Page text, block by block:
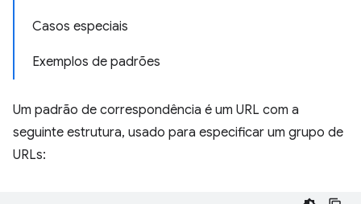
Casos especiais
Exemplos de padrões
Um padrão de correspondência é um URL com a
seguinte estrutura, usado para especificar um grupo de
URLs: